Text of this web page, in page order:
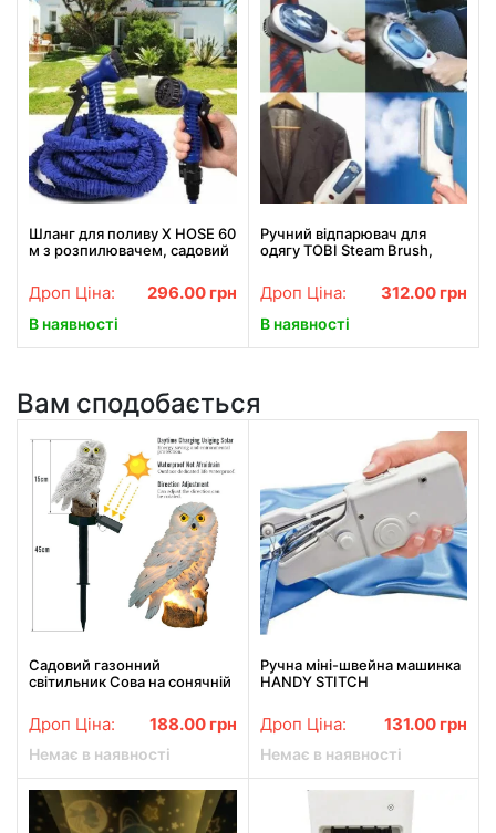
Шланг для поливу X HOSE 60
м з розпилювачем, садовий
для саду
Дроп Ціна: 296.00 грн
В наявності
Ручний відпарювач для
одягу TOBI Steam Brush,
праска
Дроп Ціна: 312.00 грн
В наявності
Вам сподобається
Садовий газонний
світильник Сова на сонячній
45 см
Дроп Ціна: 188.00 грн
Немає в наявності
Ручна міні-швейна машинка
HANDY STITCH
Дроп Ціна: 131.00 грн
Немає в наявності